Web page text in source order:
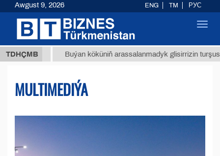
TDHÇMBBuýan köküniň arassalanmadyk glisirrizin turşusy (t.)
MULTIMEDIÝA
Awgust 9, 2026 ENG TM РУС